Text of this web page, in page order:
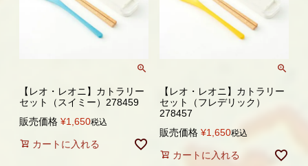
【レオ・レオニ】カトラリー
セット（スイミー）278459
販売価格 ¥1,650税込
カートに入れる
【レオ・レオニ】カトラリー
セット（フレデリック）
278457
販売価格 ¥1,650税込
カートに入れる